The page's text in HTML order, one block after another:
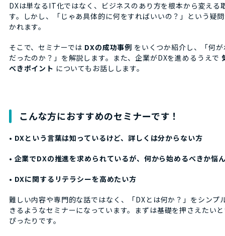
DXは単なるIT化ではなく、ビジネスのあり方を根本から変える
す。しかし、「じゃあ具体的に何をすればいいの？」という疑
かれます。
そこで、セミナーでは DXの成功事例 をいくつか紹介し、「何
だったのか？」を解説します。また、企業がDXを進めるうえで
べきポイント についてもお話しします。
こんな方におすすめのセミナーです！
• DXという言葉は知っているけど、詳しくは分からない方
• 企業でDXの推進を求められているが、何から始めるべきか悩
• DXに関するリテラシーを高めたい方
難しい内容や専門的な話ではなく、「DXとは何か？」をシンプ
きるようなセミナーになっています。まずは基礎を押さえたい
ぴったりです。